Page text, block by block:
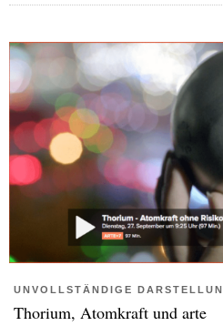
UNVOLLSTÄNDIGE
Thorium, Atomkraft und arte